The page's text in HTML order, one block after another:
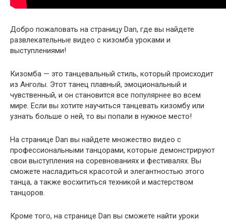
Добро пожаловать на страницу Dan, где вы найдете
развлекательные видео с кизомба уроками и
выступлениями!
Кизомба — это танцевальный стиль, который происходит
из Анголы. Этот танец плавный, эмоциональный и
чувственный, и он становится все популярнее во всем
мире. Если вы хотите научиться танцевать кизомбу или
узнать больше о ней, то вы попали в нужное место!
На странице Dan вы найдете множество видео с
профессиональными танцорами, которые демонстрируют
свои выступления на соревнованиях и фестивалях. Вы
сможете насладиться красотой и элегантностью этого
танца, а также восхититься техникой и мастерством
танцоров.
Кроме того, на странице Dan вы сможете найти уроки